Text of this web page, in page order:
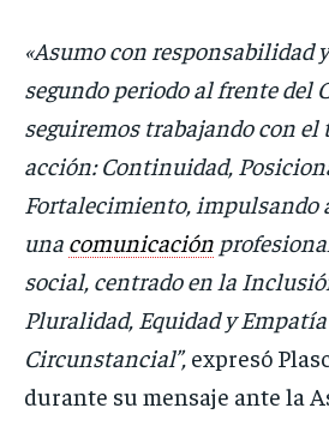
«Asumo con responsabilidad
segundo periodo al frente del
seguiremos trabajando con el
acción: Continuidad,
Fortalecimiento, impulsando
una comunicación
social, centrado en la
Pluralidad, Equidad y Empatía
Circunstancial”, expresó
durante su mensaje ante la